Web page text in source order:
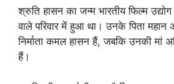
श्रुति हासन का जन्म भारतीय फिल्म
वाले परिवार में हुआ था। उनके पिता महान
निर्माता कमल हासन हैं, जबकि उनकी मां
हैं।